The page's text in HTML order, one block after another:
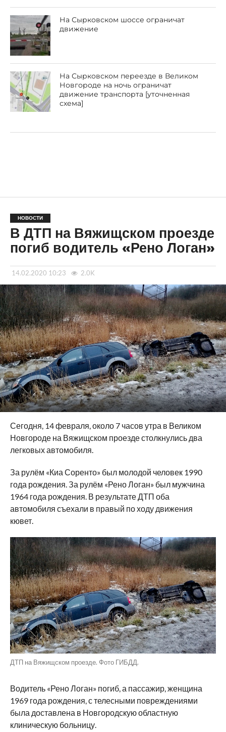
На Сырковском шоссе ограничат
движение
На Сырковском переезде в Великом
Новгороде на ночь ограничат
движение транспорта [уточненная
схема]
НОВОСТИ
В ДТП на Вяжищском проезде
погиб водитель «Рено Логан»
14.02.2020 10:23 2.0K
Сегодня, 14 февраля, около 7 часов утра в Великом
Новгороде на Вяжищском проезде столкнулись два
легковых автомобиля.
За рулём «Киа Соренто» был молодой человек 1990
года рождения. За рулём «Рено Логан» был мужчина
1964 года рождения. В результате ДТП оба
автомобиля съехали в правый по ходу движения
кювет.
ДТП на Вяжищском проезде. Фото ГИБДД.
Водитель «Рено Логан» погиб, а пассажир, женщина
1969 года рождения, с телесными повреждениями
была доставлена в Новгородскую областную
клиническую больницу.